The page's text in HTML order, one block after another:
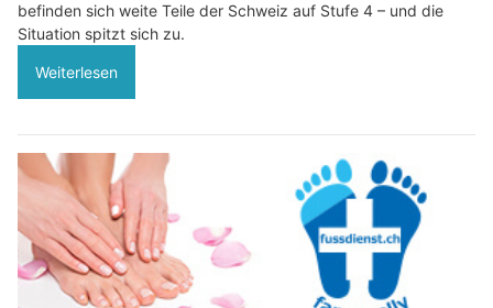
befinden sich weite Teile der Schweiz auf Stufe 4 – und die
Situation spitzt sich zu.
Weiterlesen